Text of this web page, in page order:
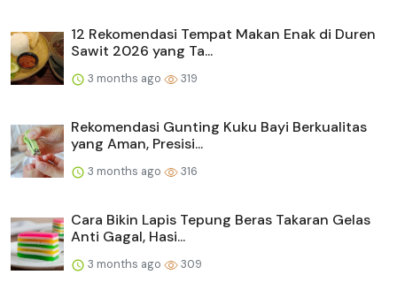
12 Rekomendasi Tempat Makan Enak di Duren
Sawit 2026 yang Ta...
3 months ago 319
Rekomendasi Gunting Kuku Bayi Berkualitas
yang Aman, Presisi...
3 months ago 316
Cara Bikin Lapis Tepung Beras Takaran Gelas
Anti Gagal, Hasi...
3 months ago 309